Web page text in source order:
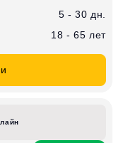
5 - 30 дн.
18 - 65 лет